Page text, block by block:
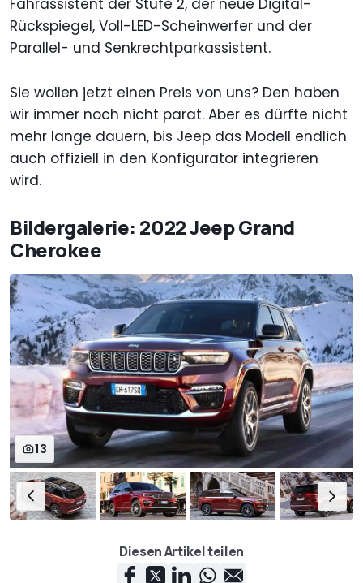
Rückspiegel, Voll-LED-Scheinwerfer und der
Parallel- und Senkrechtparkassistent.
Sie wollen jetzt einen Preis von uns? Den haben
wir immer noch nicht parat. Aber es dürfte nicht
mehr lange dauern, bis Jeep das Modell endlich
auch offiziell in den Konfigurator integrieren
wird.
Bildergalerie: 2022 Jeep Grand
Cherokee
13
Diesen Artikel teilen